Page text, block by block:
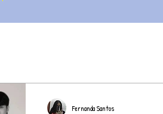
Fernanda Santos